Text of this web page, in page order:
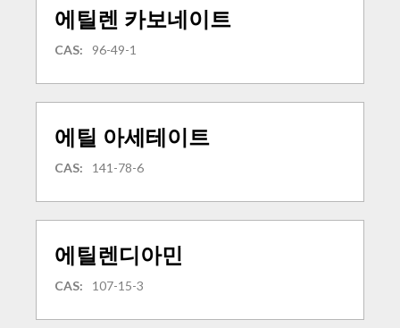
에틸렌 카보네이트
CAS: 96-49-1
에틸 아세테이트
CAS: 141-78-6
에틸렌디아민
CAS: 107-15-3